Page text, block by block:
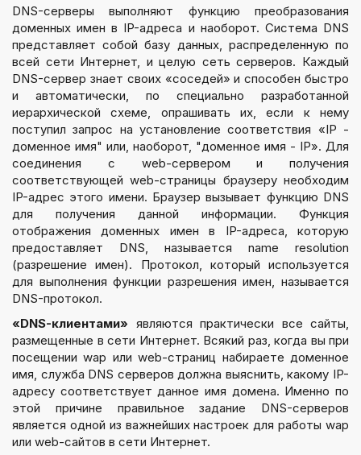
DNS-серверы выполняют функцию преобразования
доменных имен в IP-адреса и наоборот. Система DNS
представляет собой базу данных, распределенную по
всей сети Интернет, и целую сеть серверов. Каждый
DNS-сервер знает своих «соседей» и способен быстро
и автоматически, по специально разработанной
иерархической схеме, опрашивать их, если к нему
поступил запрос на установление соответствия «IP -
доменное имя" или, наоборот, "доменное имя - IP». Для
соединения с web-сервером и получения
соответствующей web-страницы браузеру необходим
IP-адрес этого имени. Браузер вызывает функцию DNS
для получения данной информации. Функция
отображения доменных имен в IP-адреса, которую
предоставляет DNS, называется name resolution
(разрешение имен). Протокол, который используется
для выполнения функции разрешения имен, называется
DNS-протокол.
«DNS-клиентами» являются практически все сайты,
размещенные в сети Интернет. Всякий раз, когда вы при
посещении wap или web-страниц набираете доменное
имя, служба DNS серверов должна выяснить, какому IP-
адресу соответствует данное имя домена. Именно по
этой причине правильное задание DNS-серверов
является одной из важнейших настроек для работы wap
или web-сайтов в сети Интернет.